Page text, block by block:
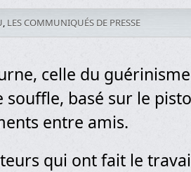
, LES COMMUNIQUÉS DE PRESSE
celle du
souffle, basé sur le
entre amis.
qui ont fait le